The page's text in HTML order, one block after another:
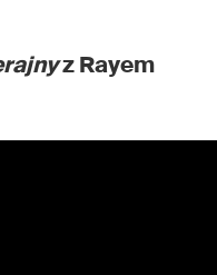
z Rayem